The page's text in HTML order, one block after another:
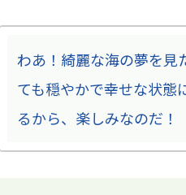
わあ！綺麗な海の夢を見
ても穏やかで幸せな状態
るから、楽しみなのだ！